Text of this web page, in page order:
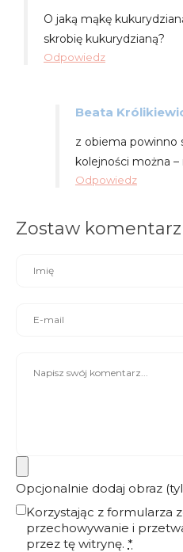
O jaką mąkę
skrobię kukurydzianą?
Odpowiedz
Beata
z obiema powinno
kolejności można –
Odpowiedz
Zostaw komentarz
Opcjonalnie dodaj obraz
Korzystając z formularza
przechowywanie i
przez tę witrynę. *